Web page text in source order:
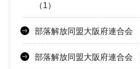
（1）
部落解放同盟大阪府連合会
部落解放同盟大阪府連合会